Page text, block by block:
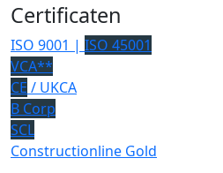
Certificaten
ISO 9001 | ISO 45001
VCA**
CE / UKCA
B Corp
SCL
Constructionline Gold